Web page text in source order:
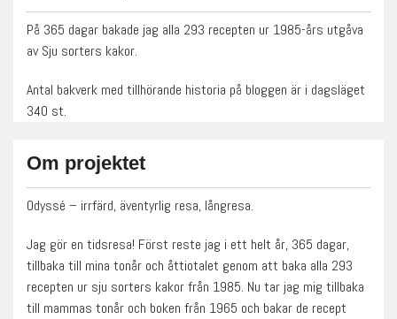
På 365 dagar bakade jag alla 293 recepten ur 1985-års utgåva
av Sju sorters kakor.
Antal bakverk med tillhörande historia på bloggen är i dagsläget
340 st.
Om projektet
Odyssé – irrfärd, äventyrlig resa, långresa.
Jag gör en tidsresa! Först reste jag i ett helt år, 365 dagar,
tillbaka till mina tonår och åttiotalet genom att baka alla 293
recepten ur sju sorters kakor från 1985. Nu tar jag mig tillbaka
till mammas tonår och boken från 1965 och bakar de recept